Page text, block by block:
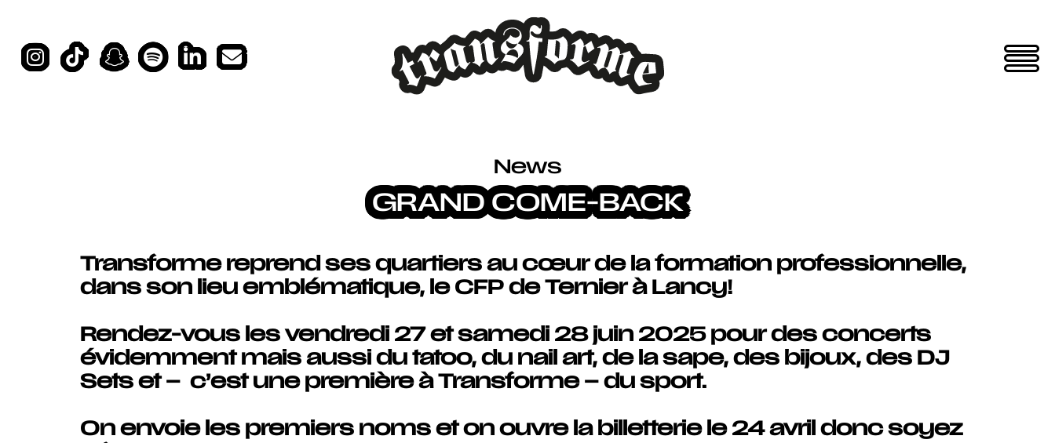
content
News
GRAND COME-BACK
Transforme reprend ses quartiers au cœur de la formation professionnelle,
dans son lieu emblématique, le CFP de Ternier à Lancy!
Rendez-vous les vendredi 27 et samedi 28 juin 2025 pour des concerts
évidemment mais aussi du tatoo, du nail art, de la sape, des bijoux, des DJ
Sets et – c’est une première à Transforme – du sport.
On envoie les premiers noms et on ouvre la billetterie le 24 avril donc soyez